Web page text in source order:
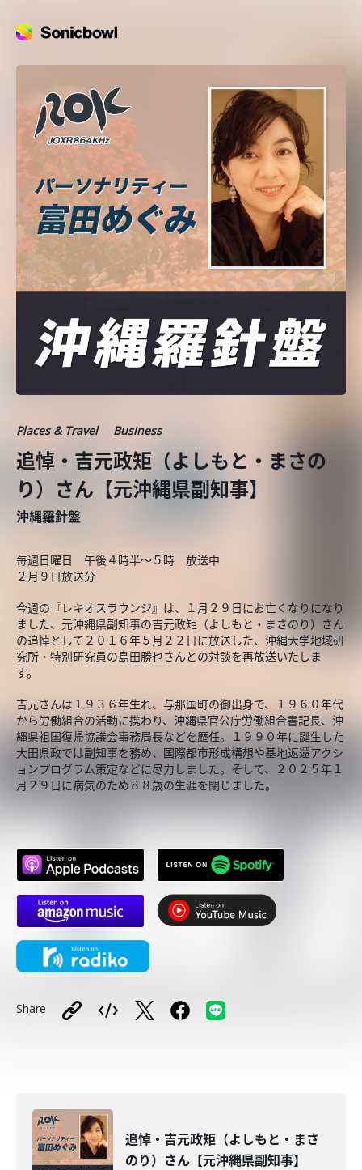
Places & Travel Business
追悼・吉元政矩（よしもと・まさの
り）さん【元沖縄県副知事】
沖縄羅針盤
毎週日曜日 午後４時半～５時 放送中
２月９日放送分
今週の『レキオスラウンジ』は、１月２９日にお亡くなりになり
ました、元沖縄県副知事の吉元政矩（よしもと・まさのり）さん
の追悼として２０１６年５月２２日に放送した、沖縄大学地域研
究所・特別研究員の島田勝也さんとの対談を再放送いたしま
す。
吉元さんは１９３６年生れ、与那国町の御出身で、１９６０年代
から労働組合の活動に携わり、沖縄県官公庁労働組合書記長、沖
縄県祖国復帰協議会事務局長などを歴任。１９９０年に誕生した
大田県政では副知事を務め、国際都市形成構想や基地返還アクシ
ョンプログラム策定などに尽力しました。そして、２０２５年１
月２９日に病気のため８８歳の生涯を閉じました。
Share
追悼・吉元政矩（よしもと・まさ
のり）さん【元沖縄県副知事】